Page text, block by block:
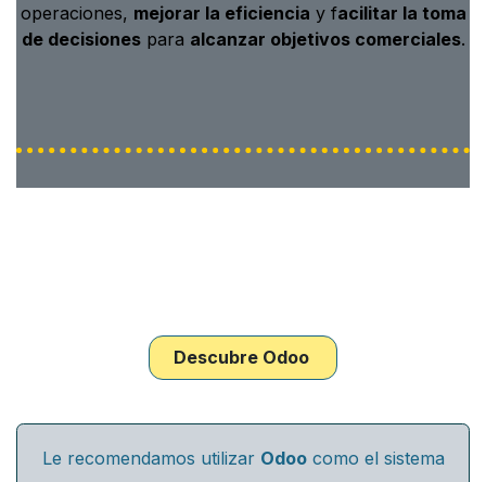
operaciones, mejorar la eficiencia y facilitar la toma
de decisionespara alcanzar objetivos comerciales.
Descubre Odoo
Le recomendamos utilizar Odoocomo el sistema